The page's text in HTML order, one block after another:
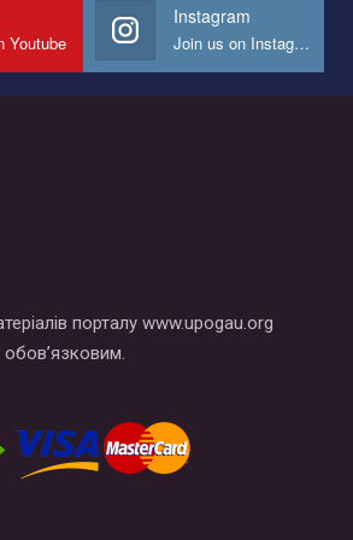
- это зайти на наш канал YouTube
лайк под видео.
Youtube
Instagram
Join us on Instagram
порталу www.upogau.org